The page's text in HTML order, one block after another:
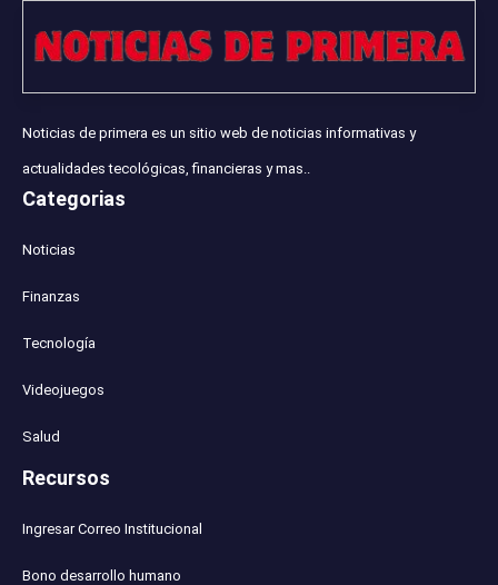
Noticias de primera es un sitio web de noticias informativas y
actualidades tecológicas, financieras y mas..
Categorias
Noticias
Finanzas
Tecnología
Videojuegos
Salud
Recursos
Ingresar Correo Institucional
Bono desarrollo humano